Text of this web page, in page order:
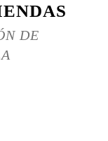
DE